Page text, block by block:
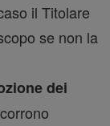
il Titolare
se non la
dei